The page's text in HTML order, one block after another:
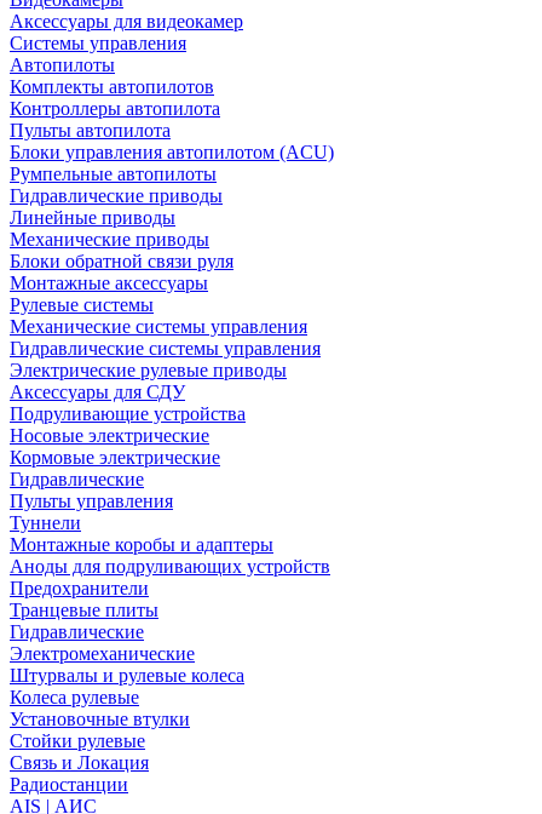
Аксессуары для видеокамер
Системы управления
Автопилоты
Комплекты автопилотов
Контроллеры автопилота
Пульты автопилота
Блоки управления автопилотом (ACU)
Румпельные автопилоты
Гидравлические приводы
Линейные приводы
Механические приводы
Блоки обратной связи руля
Монтажные аксессуары
Рулевые системы
Механические системы управления
Гидравлические системы управления
Электрические рулевые приводы
Аксессуары для СДУ
Подруливающие устройства
Носовые электрические
Кормовые электрические
Гидравлические
Пульты управления
Туннели
Монтажные коробы и адаптеры
Аноды для подруливающих устройств
Предохранители
Транцевые плиты
Гидравлические
Электромеханические
Штурвалы и рулевые колеса
Колеса рулевые
Установочные втулки
Стойки рулевые
Связь и Локация
Радиостанции
AIS | АИС